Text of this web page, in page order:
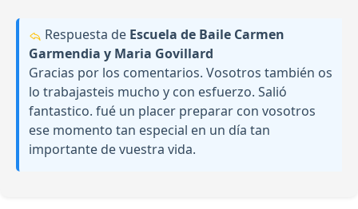
Respuesta de Escuela de Baile Carmen
Garmendia y Maria Govillard
Gracias por los comentarios. Vosotros también os
lo trabajasteis mucho y con esfuerzo. Salió
fantastico. fué un placer preparar con vosotros
ese momento tan especial en un día tan
importante de vuestra vida.